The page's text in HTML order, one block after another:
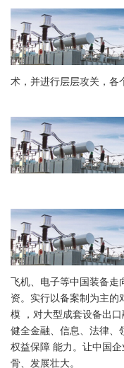
术，并进行层层攻关，各
飞机、电子等中国装备走
资。实行以备案制为主的
模 ，对大型成套设备出
健全金融、信息、法律、
权益保障 能力。让中国
骨、发展壮大。